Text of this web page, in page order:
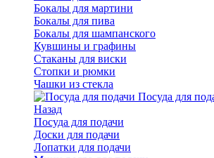
Бокалы для мартини
Бокалы для пива
Бокалы для шампанского
Кувшины и графины
Стаканы для виски
Стопки и рюмки
Чашки из стекла
Посуда для
Назад
Посуда для подачи
Доски для подачи
Лопатки для подачи